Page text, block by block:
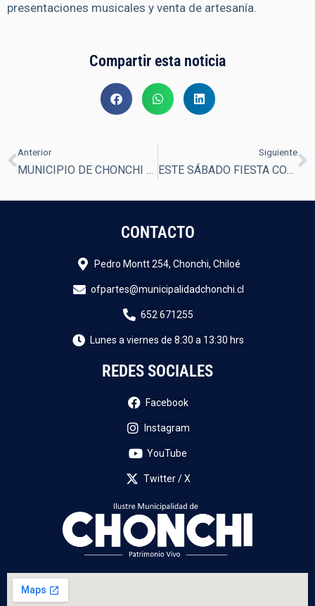
presentaciones musicales y venta de artesanía.
Compartir esta noticia
Anterior
MUNICIPIO DE CHONCHI PONE EN VALOR EL KELGWO PARA QUE NO SE PIERDA ESTE HERMOSO OFICIO
Siguiente
ESTE SÁBADO FIESTA COSTUMBRISTA “KAWIN SUYAI” EN DICHAM
CONTACTO
Pedro Montt 254, Chonchi, Chiloé
ofpartes@municipalidadchonchi.cl
652 671255
Lunes a viernes de 8:30 a 13:30 hrs
REDES SOCIALES
Facebook
Instagram
YouTube
Twitter / X